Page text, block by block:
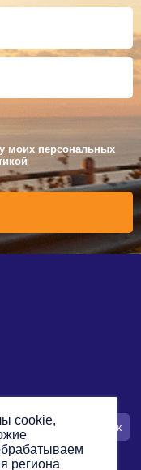
моих персональных
Заказать звонок
cookie,
региона